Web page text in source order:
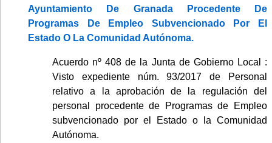
Ayuntamiento De Granada Procedente De
Programas De Empleo Subvencionado Por El
Estado O La Comunidad Autónoma.
Acuerdo nº 408 de la Junta de Gobierno Local :
Visto expediente núm. 93/2017 de Personal
relativo a la aprobación de la regulación del
personal procedente de Programas de Empleo
subvencionado por el Estado o la Comunidad
Autónoma.